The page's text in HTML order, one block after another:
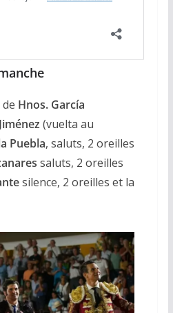
Hnos. García
(vuelta au
Puebla, saluts, 2 oreilles
saluts, 2 oreilles
silence, 2 oreilles et la